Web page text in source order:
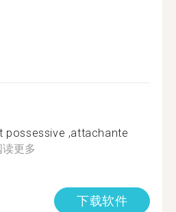
possessive ,attachante
读更多
下载软件